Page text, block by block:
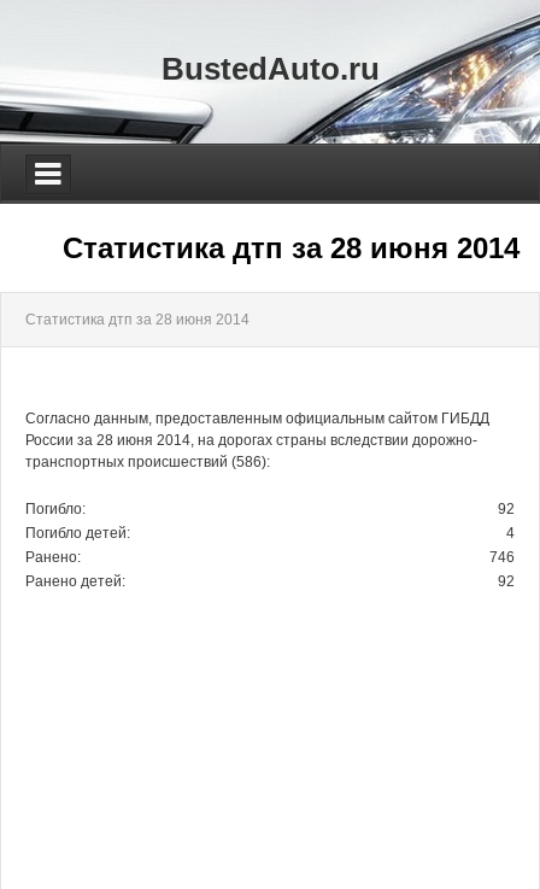
BustedAuto.ru
Статистика дтп за 28 июня 2014
Статистика дтп за 28 июня 2014
Согласно данным, предоставленным официальным сайтом ГИБДД
России за 28 июня 2014, на дорогах страны вследствии дорожно-
транспортных происшествий (586):
Погибло:
92
Погибло детей:
4
Ранено:
746
Ранено детей:
92